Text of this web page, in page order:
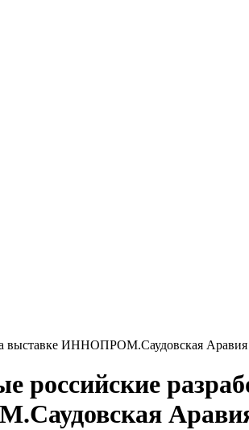
на выставке ИННОПРОМ.Саудовская Аравия
российские